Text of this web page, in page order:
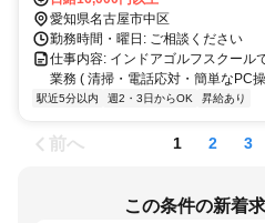
愛知県名古屋市中区
勤務時間・曜日: ご相談ください
仕事内容: インドアゴルフスクール
業務 ( 清掃・電話応対・簡単なPC
駅近5分以内 週2・3日からOK 昇給あり
前へ 1 2 3
この条件の新着